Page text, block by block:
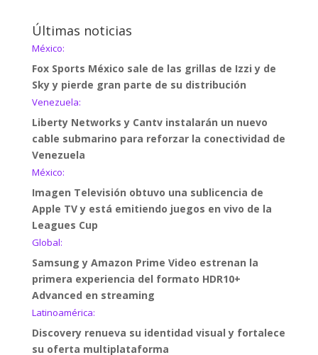
Últimas noticias
México:
Fox Sports México sale de las grillas de Izzi y de
Sky y pierde gran parte de su distribución
Venezuela:
Liberty Networks y Cantv instalarán un nuevo
cable submarino para reforzar la conectividad de
Venezuela
México:
Imagen Televisión obtuvo una sublicencia de
Apple TV y está emitiendo juegos en vivo de la
Leagues Cup
Global:
Samsung y Amazon Prime Video estrenan la
primera experiencia del formato HDR10+
Advanced en streaming
Latinoamérica:
Discovery renueva su identidad visual y fortalece
su oferta multiplataforma